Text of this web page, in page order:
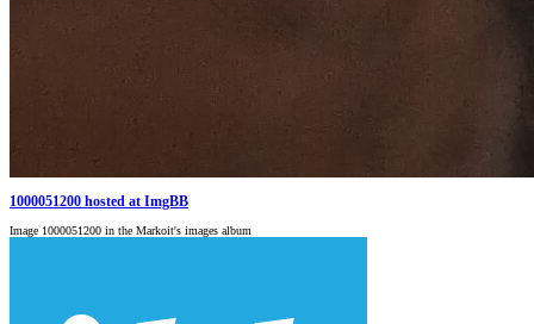
1000051200 hosted at ImgBB
Image 1000051200 in the Markoit's images album